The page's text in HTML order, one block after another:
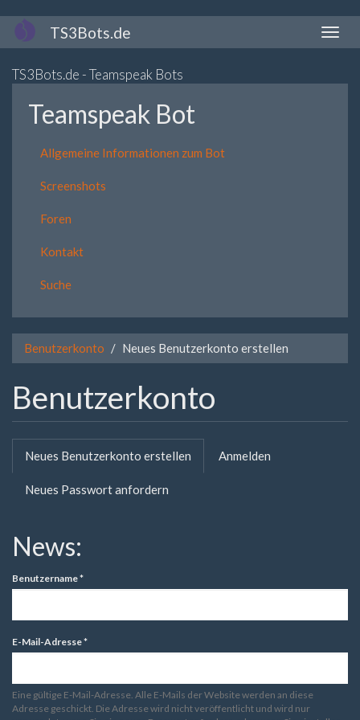
Direkt
zum
TS3Bots.de
TS3Bots.de - Teamspeak Bots
Teamspeak Bot
Allgemeine Informationen zum Bot
Screenshots
Foren
Kontakt
Suche
Benutzerkonto Neues Benutzerkonto erstellen
Benutzerkonto
Primäre
Reiter
Neues Benutzerkonto erstellen (aktiver
Reiter)
Anmelden
Neues Passwort anfordern
News:
Benutzername*
E-Mail-Adresse*
Eine gültige E-Mail-Adresse. Alle E-Mails der Website werden an diese
Adresse geschickt. Die Adresse wird nicht veröffentlicht und wird nur